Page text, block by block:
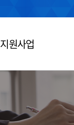
지원사업